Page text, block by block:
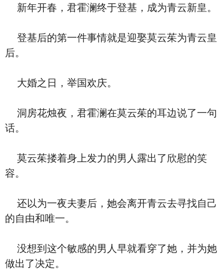
新年开春，君霍澜终于登基，成为青云新皇。
登基后的第一件事情就是迎娶莫云茱为青云皇
后。
大婚之日，举国欢庆。
洞房花烛夜，君霍澜在莫云茱的耳边说了一句
话。
莫云茱搂着身上发力的男人露出了欣慰的笑
容。
还以为一夜夫妻后，她会离开青云去寻找自己
的自由和唯一。
没想到这个敏感的男人早就看穿了她，并为她
做出了决定。